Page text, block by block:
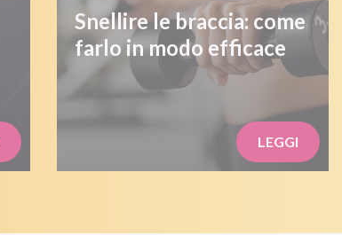
Snellire le braccia: come
farlo in modo efficace
LEGGI